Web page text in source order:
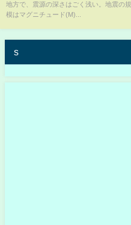
地方で、震源の深さはごく浅い。地震の規
模はマグニチュード(M)...
s